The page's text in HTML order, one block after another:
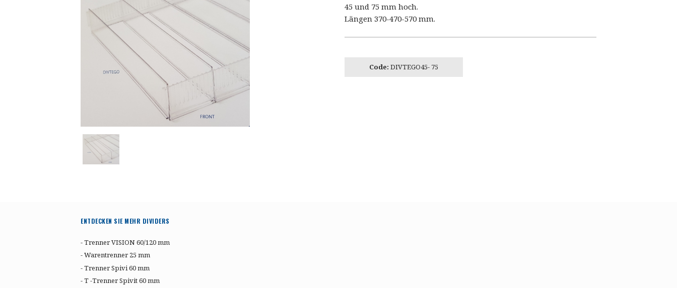
45 und 75 mm hoch.
Längen 370-470-570 mm.
Code: DIVTEGO45- 75
ENTDECKEN SIE MEHR DIVIDERS
- Trenner VISION 60/120 mm
- Warentrenner 25 mm
- Trenner Spivi 60 mm
- T -Trenner Spivit 60 mm